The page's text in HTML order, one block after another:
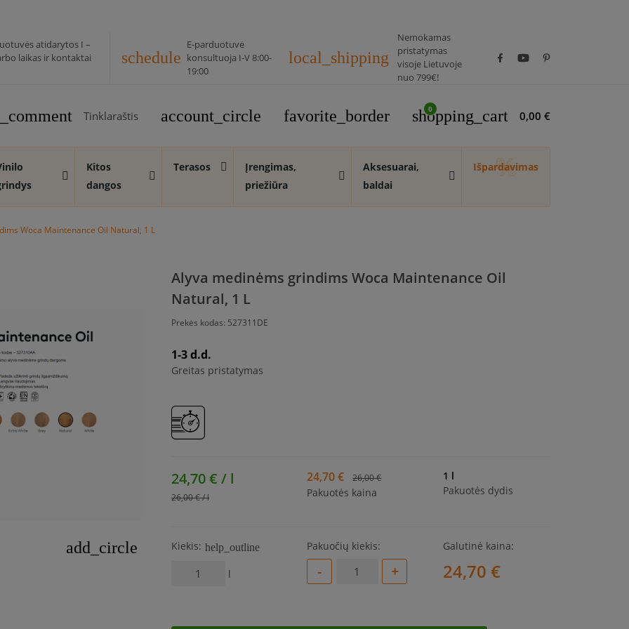
atidarytos I –
laikas ir kontaktai
schedule
E-parduotuvė
konsultuoja I-V 8:00-
19:00
local_shipping
Nemokamas
pristatymas
visoje Lietuvoje
nuo 799€!
Tinklaraštis account_circle favorite_border shopping_cart
0 0,00 €
Kitos
dangos
Terasos
Įrengimas,
priežiūra
Aksesuarai,
baldai
Išpardavimas
Woca Maintenance Oil Natural, 1 L
add_circle
Alyva medinėms grindims Woca Maintenance Oil
Natural, 1 L
Prekės kodas: 527311DE
1-3 d.d.
Greitas pristatymas
24,70 € / l
26,00 € / l
24,70 € 26,00 €
Pakuotės kaina
1 l
Pakuotės dydis
Kiekis: help_outline
l
Pakuočių kiekis:
- +
Galutinė kaina:
24,70 €